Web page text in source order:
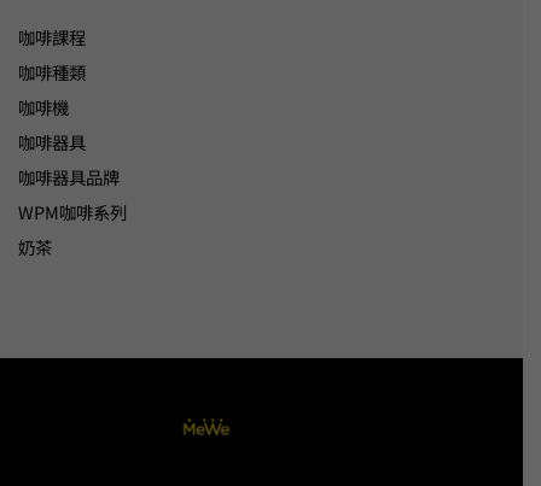
咖啡課程
咖啡種類
咖啡機
咖啡器具
咖啡器具品牌
WPM咖啡系列
奶茶